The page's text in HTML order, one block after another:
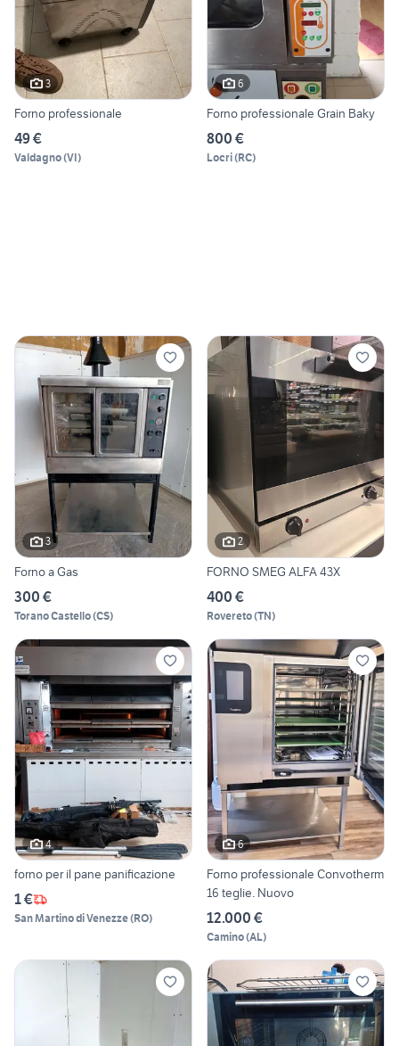
3
Forno professionale
49 €
Valdagno(VI)
6
Forno professionale Grain Baky
800 €
Locri(RC)
3
Forno a Gas
300 €
Torano Castello(CS)
2
FORNO SMEG ALFA 43X
400 €
Rovereto(TN)
4
forno per il pane panificazione
1 €
San Martino di Venezze(RO)
6
Forno professionale Convotherm
16 teglie. Nuovo
12.000 €
Camino(AL)